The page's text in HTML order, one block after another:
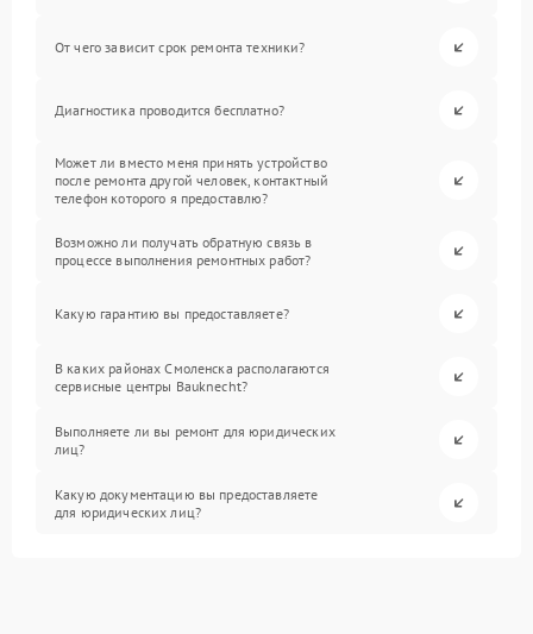
От чего зависит срок ремонта техники?
Диагностика проводится бесплатно?
Может ли вместо меня принять устройство
после ремонта другой человек, контактный
телефон которого я предоставлю?
Возможно ли получать обратную связь в
процессе выполнения ремонтных работ?
Какую гарантию вы предоставляете?
В каких районах Смоленска располагаются
сервисные центры Bauknecht?
Выполняете ли вы ремонт для юридических
лиц?
Какую документацию вы предоставляете
для юридических лиц?